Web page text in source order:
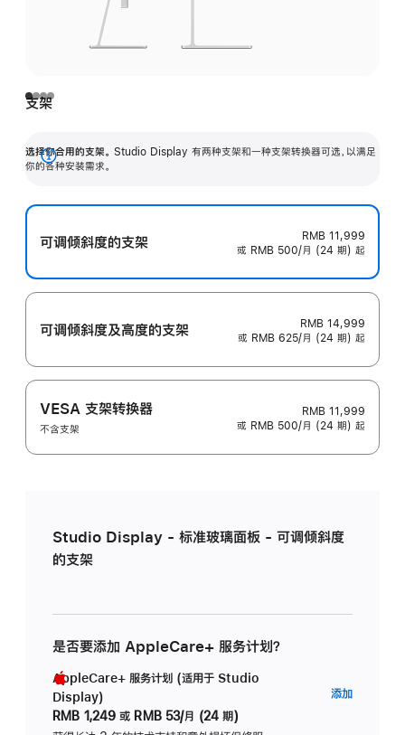
支架
选择你合用的支架。 Studio Display 有两种支架和一种支架转换器可选，以满足
你的各种安装需求。
展
可调倾斜度的支架
RMB 11,999
或 RMB 500/月 (24 期) 起
可调倾斜度及高‍度的支‍架
RMB 14,999
或 RMB 625/月 (24 期) 起
VESA 支架转换器
不含支架
RMB 11,999
或 RMB 500/月 (24 期) 起
Studio Display - 标准玻璃面板 - 可调倾斜度
的支架
是否要添加 AppleCare+ 服务计划？
AppleCare+ 服务计划 (适用于 Studio
Display)
RMB 1,249 或 RMB 53/月 (24 期)
添加